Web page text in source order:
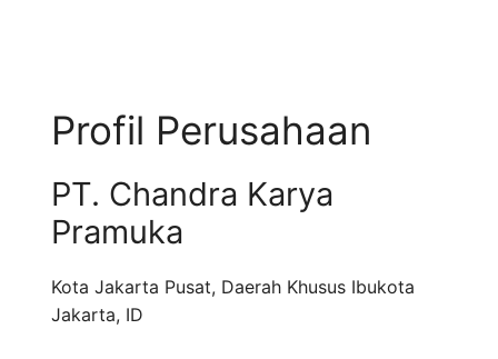
Profil Perusahaan
PT. Chandra Karya
Pramuka
Kota Jakarta Pusat, Daerah Khusus Ibukota
Jakarta, ID